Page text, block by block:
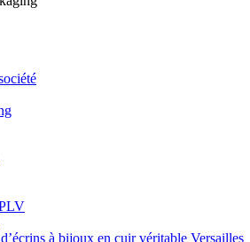
à bijoux en cuir véritable Versailles